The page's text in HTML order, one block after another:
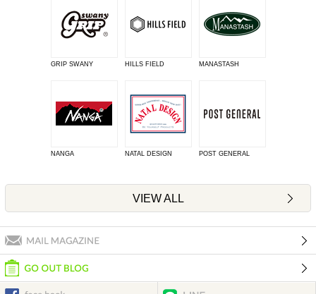
GRIP SWANY HILLS FIELD MANASTASH
NANGA NATAL DESIGN POST GENERAL
VIEW ALL